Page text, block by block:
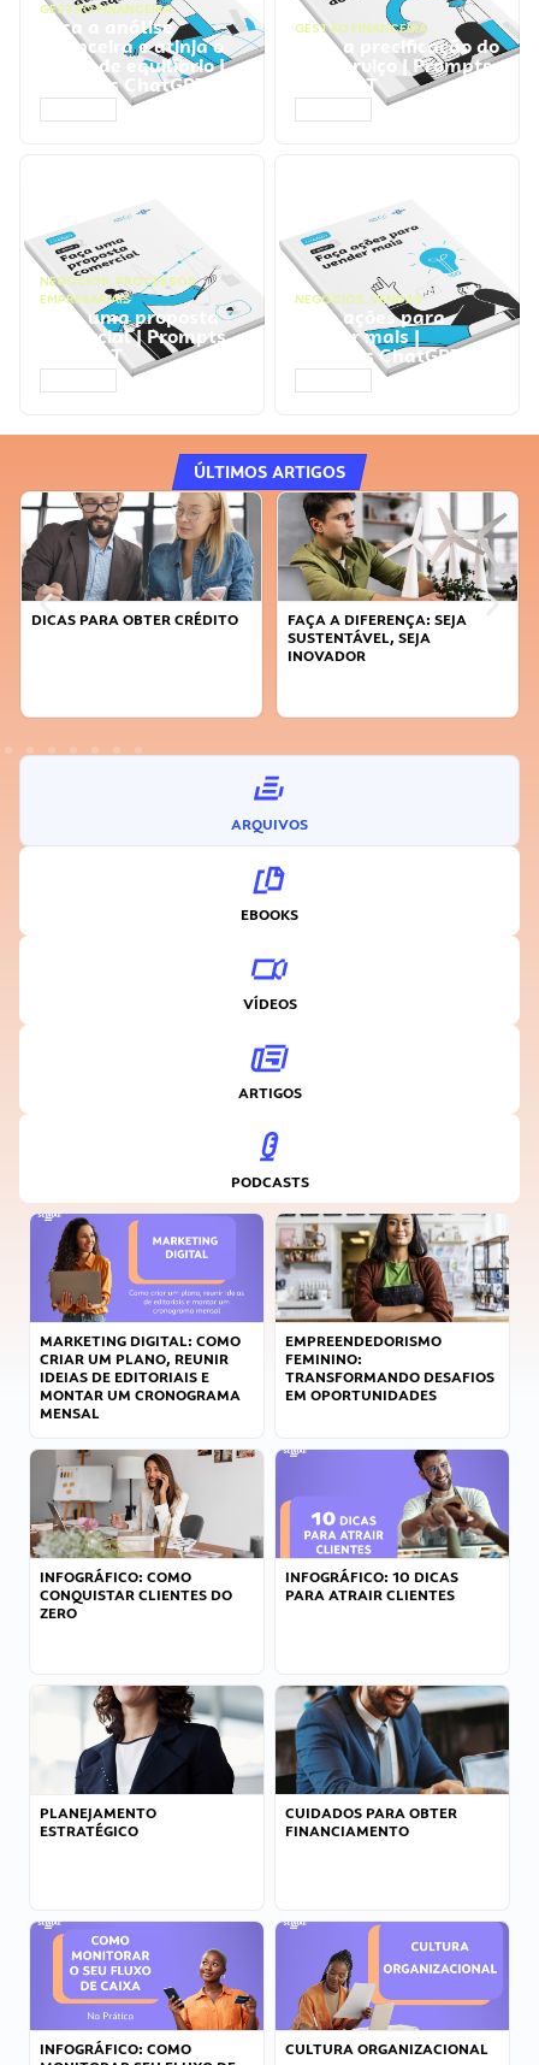
GESTÃO FINANCEIRA
Faça a análise
financeira e atinja o
ponto de equilíbrio |
Prompts ChatGPT
GESTÃO FINANCEIRA
Faça a precificação do
seu serviço | Prompts
ChatGPT
NEGÓCIOS, PROCESSOS
EMPRESARIAIS
Faça uma proposta
comercial | Prompts
ChatGPT
NEGÓCIOS, VENDAS
Faça ações para
vender mais |
Prompts ChatGPT
ÚLTIMOS ARTIGOS
DICAS PARA OBTER CRÉDITO
FAÇA A DIFERENÇA: SEJA
SUSTENTÁVEL, SEJA
INOVADOR
ARQUIVOS
EBOOKS
VÍDEOS
ARTIGOS
PODCASTS
MARKETING DIGITAL: COMO
CRIAR UM PLANO, REUNIR
IDEIAS DE EDITORIAIS E
MONTAR UM CRONOGRAMA
MENSAL
EMPREENDEDORISMO
FEMININO:
TRANSFORMANDO DESAFIOS
EM OPORTUNIDADES
INFOGRÁFICO: COMO
CONQUISTAR CLIENTES DO
ZERO
INFOGRÁFICO: 10 DICAS
PARA ATRAIR CLIENTES
PLANEJAMENTO
ESTRATÉGICO
CUIDADOS PARA OBTER
FINANCIAMENTO
INFOGRÁFICO: COMO
CULTURA ORGANIZACIONAL